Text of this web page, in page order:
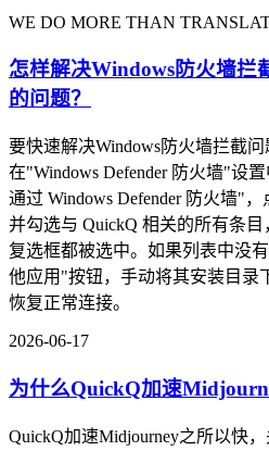
WE DO MORE THAN
怎样解决Windows防火墙拦
的问题？
要快速解决Windows防火墙拦截
在"Windows Defender 防火墙"设
通过 Windows Defender 防火墙"
并勾选与 QuickQ 相关的所有条
复选框都被选中。如果列表中没
他应用"按钮，手动将其安装目录
恢复正常连接。
2026-06-17
为什么QuickQ加速
QuickQ加速Midjourney之所以快